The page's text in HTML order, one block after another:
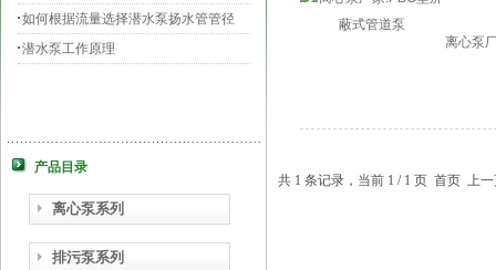
如何根据流量选择潜水泵扬水管管径
潜水泵工作原理
产品目录
离心泵系列
排污泵系列
离心泵
共 1 条记录，当前 1 / 1 页 首页 上